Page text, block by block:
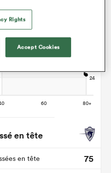
en tête
en tête
75
Rights
Accept Cookies